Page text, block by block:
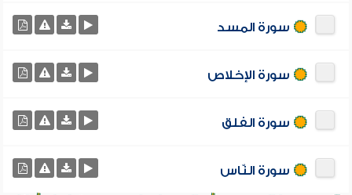
سورة المسد
سورة الإخلاص
سورة الفلق
سورة النّاس